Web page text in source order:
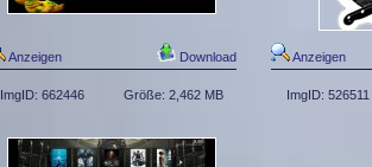
Anzeigen Download Anzeigen
ImgID: 662446 Größe: 2,462 MB ImgID: 526511